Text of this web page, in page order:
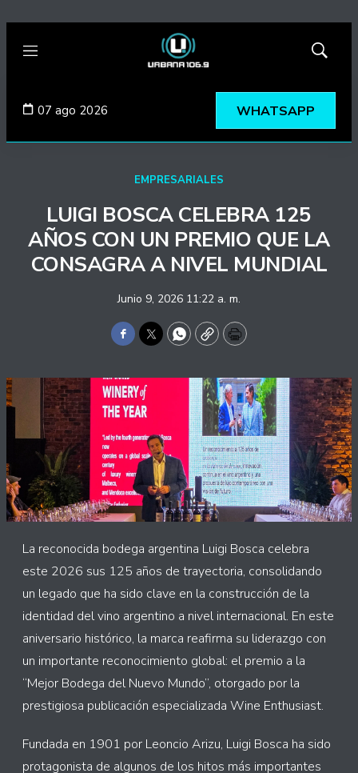
Menú
Mostrar
07 ago 2026 WHATSAPP
EMPRESARIALES
LUIGI BOSCA CELEBRA 125
AÑOS CON UN PREMIO QUE LA
CONSAGRA A NIVEL MUNDIAL
Junio 9, 2026 11:22 a. m.
Facebook
TwitterWhatsApp
CopyPrint
La reconocida bodega argentina Luigi Bosca celebra
este 2026 sus 125 años de trayectoria, consolidando
un legado que ha sido clave en la construcción de la
identidad del vino argentino a nivel internacional. En este
aniversario histórico, la marca reafirma su liderazgo con
un importante reconocimiento global: el premio a la
“Mejor Bodega del Nuevo Mundo”, otorgado por la
prestigiosa publicación especializada Wine Enthusiast.
Fundada en 1901 por Leoncio Arizu, Luigi Bosca ha sido
protagonista de algunos de los hitos más importantes